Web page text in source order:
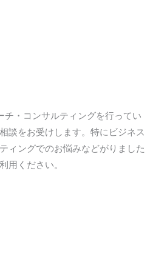
チ・コンサルティングを行ってい
談をお受けします。特にビジネス
ィングでのお悩みなどがりました
用ください。